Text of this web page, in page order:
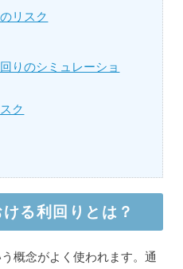
リスク
りのシミュレーショ
ク
る利回りとは？
概念がよく使われます。通